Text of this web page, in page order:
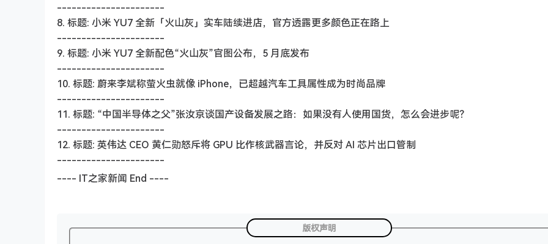
----------------------
8. 标题: 小米 YU7 全新「火山灰」实车陆续进店，官方透露更多颜色正在路上
----------------------
9. 标题: 小米 YU7 全新配色“火山灰”官图公布，5 月底发布
----------------------
10. 标题: 蔚来李斌称萤火虫就像 iPhone，已超越汽车工具属性成为时尚品牌
----------------------
11. 标题: “中国半导体之父”张汝京谈国产设备发展之路：如果没有人使用国货，怎么会进步呢？
----------------------
12. 标题: 英伟达 CEO 黄仁勋怒斥将 GPU 比作核武器言论，并反对 AI 芯片出口管制
----------------------
---- IT之家新闻 End ----
版权声明